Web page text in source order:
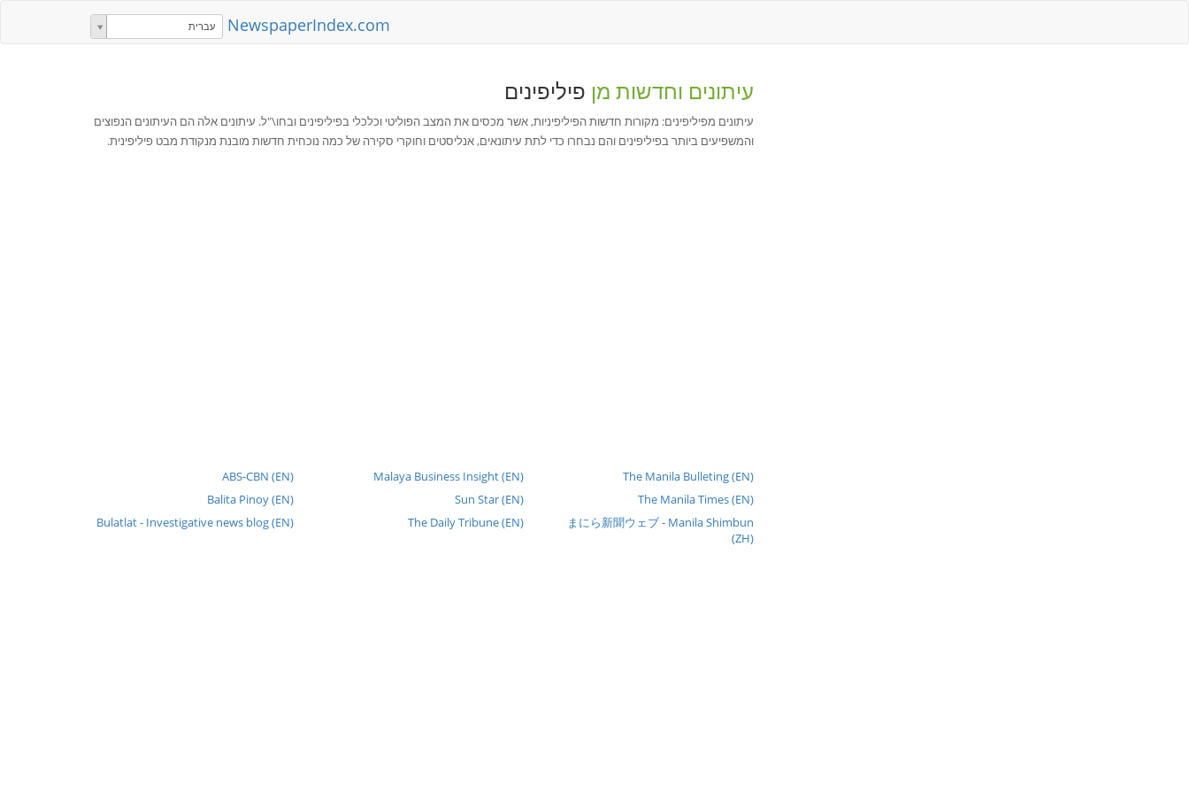
NewspaperIndex.com עברית
עיתונים וחדשות מן פיליפינים
עיתונים מפיליפינים: מקורות חדשות הפיליפיניות, אשר מכסים את המצב הפוליטי וכלכלי בפיליפינים ובחו\"ל. עיתונים אלה הם העיתונים הנפוצים
והמשפיעים ביותר בפיליפינים והם נבחרו כדי לתת עיתונאים, אנליסטים וחוקרי סקירה של כמה נוכחית חדשות מובנת מנקודת מבט פיליפינית.
ABS-CBN (EN)
Balita Pinoy (EN)
Bulatlat - Investigative news blog (EN)
Malaya Business Insight (EN)
Sun Star (EN)
The Daily Tribune (EN)
The Manila Bulleting (EN)
The Manila Times (EN)
まにら新聞ウェブ - Manila Shimbun
(ZH)